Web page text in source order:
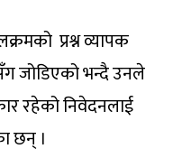
प्रश्न व्यापक
जोडिएको भन्दै उनले
रहेको निवेदनलाई
छन् ।